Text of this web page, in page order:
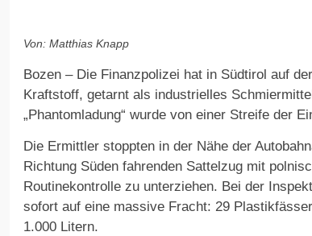
Von: Matthias Knapp
Bozen – Die Finanzpolizei hat in Südtirol auf
Kraftstoff, getarnt als industrielles
„Phantomladung“ wurde von einer Streife der
Die Ermittler stoppten in der Nähe der
Richtung Süden fahrenden Sattelzug mit
Routinekontrolle zu unterziehen. Bei der
sofort auf eine massive Fracht: 29
1.000 Litern.